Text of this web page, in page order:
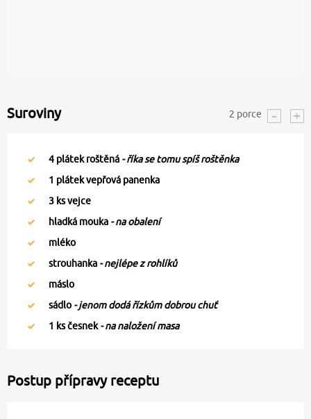
Suroviny 2 porce
4 plátek roštěná - říka se tomu spíš roštěnka
1 plátek vepřová panenka
3 ks vejce
hladká mouka - na obalení
mléko
strouhanka - nejlépe z rohlíků
máslo
sádlo - jenom dodá řízkům dobrou chuť
1 ks česnek- na naložení masa
Postup přípravy receptu